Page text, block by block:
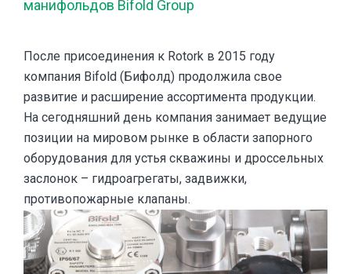
манифольдов Bifold Group
После присоединения к Rotork в 2015 году
компания Bifold (Бифолд) продолжила свое
развитие и расширение ассортимента продукции.
На сегодняшний день компания занимает ведущие
позиции на мировом рынке в области запорного
оборудования для устья скважины и дроссельных
заслонок – гидроагрегаты, задвижки,
противопожарные клапаны.